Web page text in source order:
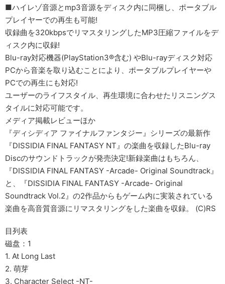
■ハイレゾ音源とmp3音源をディスク内に同梱し、ポータブル
プレイヤーでの再生も可能!
収録曲を320kbpsでリマスタリングしたMP3圧縮ファイルをデ
ィスク内に収録!
Blu-ray対応機器(PlayStation3®含む) やBlu-rayディスク対応
PCから音楽を取り込むことにより、ポータブルプレイヤーや
PCでの再生にも対応!
ユーザーのライフスタイル、再生環境に合わせたリスニングス
タイルに対応可能です。
メディア掲載レビューほか
『ディシディア ファイナルファンタジー』シリーズの最新作
『DISSIDIA FINAL FANTASY NT』の楽曲を収録したBlu-ray
Discのサウンドトラックが発売決定!新録楽曲はもちろん、
『DISSIDIA FINAL FANTASY -Arcade- Original Soundtrack』
と、『DISSIDIA FINAL FANTASY -Arcade- Original
Soundtrack Vol.2』の2作品からもゲーム内に実装されている
楽曲を高音質音源にリマスタリングをした楽曲を収録。 (C)RS
目列表
磁盘：1
1. At Long Last
2. 萌芽
3. Character Select -NT-